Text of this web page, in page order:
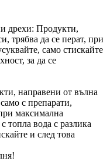
дрехи: Продукти,
трябва да се перат, при
само стискайте
за да се
направени от вълна
с препарати,
максимална
топла вода с разлика
и след това